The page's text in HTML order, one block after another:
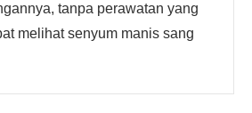
tanpa perawatan yang
melihat senyum manis sang